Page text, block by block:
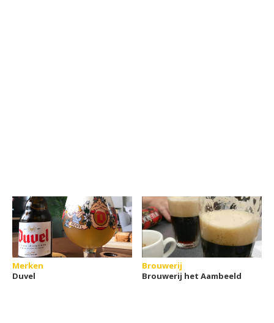
Merken
Duvel
Brouwerij
Brouwerij het Aambeeld